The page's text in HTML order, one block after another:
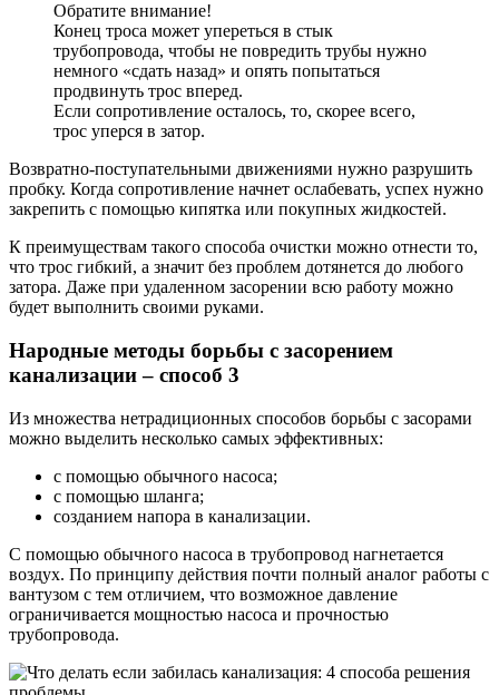
Обратите внимание!
Конец троса может упереться в стык
трубопровода, чтобы не повредить трубы нужно
немного «сдать назад» и опять попытаться
продвинуть трос вперед.
Если сопротивление осталось, то, скорее всего,
трос уперся в затор.
Возвратно-поступательными движениями нужно разрушить
пробку. Когда сопротивление начнет ослабевать, успех нужно
закрепить с помощью кипятка или покупных жидкостей.
К преимуществам такого способа очистки можно отнести то,
что трос гибкий, а значит без проблем дотянется до любого
затора. Даже при удаленном засорении всю работу можно
будет выполнить своими руками.
Народные методы борьбы с засорением
канализации – способ 3
Из множества нетрадиционных способов борьбы с засорами
можно выделить несколько самых эффективных:
с помощью обычного насоса;
с помощью шланга;
созданием напора в канализации.
С помощью обычного насоса в трубопровод нагнетается
воздух. По принципу действия почти полный аналог работы с
вантузом с тем отличием, что возможное давление
ограничивается мощностью насоса и прочностью
трубопровода.